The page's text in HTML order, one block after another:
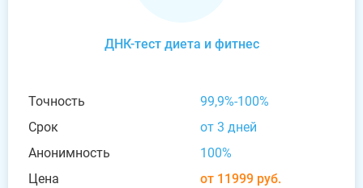
ДНК-тест диета и фитнес
Точность
99,9%-100%
Срок
от 3 дней
Анонимность
100%
Цена
от 11999 руб.